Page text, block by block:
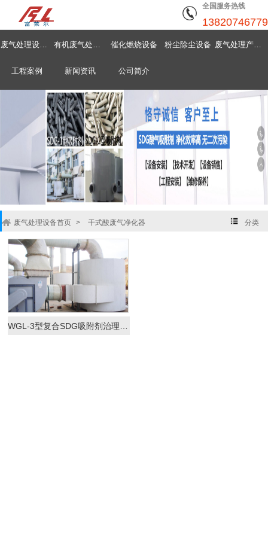
全国服务热线
13820746779
废气处理设备首页 有机废气处理设备 催化燃烧设备 粉尘除尘设备 废气处理产品中心
工程案例 新闻资讯 公司简介
分类
废气处理设备首页 > 干式酸废气净化器